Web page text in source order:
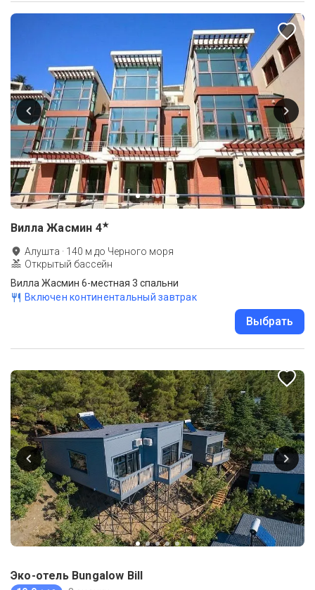
Вилла Жасмин 4★
Алушта · 140 м до Черного моря
Открытый бассейн
Вилла Жасмин 6-местная 3 спальни
Включен континентальный завтрак
Выбрать
Эко-отель Bungalow Bill